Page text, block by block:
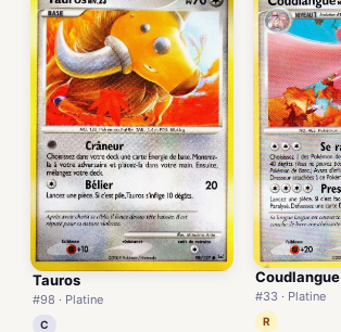
Tauros
#98 · Platine
C
Coudlangue
#33 · Platine
R